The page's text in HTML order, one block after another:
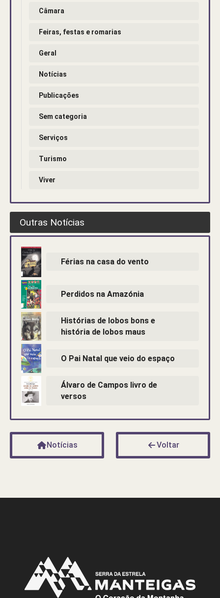
Câmara
Feiras, festas e romarias
Geral
Notícias
Publicações
Sem categoria
Serviços
Turismo
Viver
Outras Notícias
Férias na casa do vento
Perdidos na Amazónia
Histórias de lobos bons e
história de lobos maus
O Pai Natal que veio do espaço
Álvaro de Campos livro de
versos
Notícias Voltar